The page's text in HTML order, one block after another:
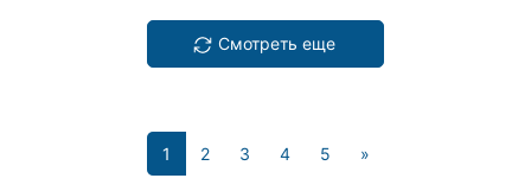
Смотреть еще
1 (current)
2 3 4 5 »